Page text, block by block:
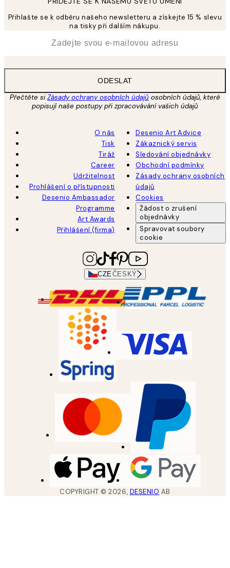
Přihlašte se k odběru našeho newsletteru a získejte 15 % slevu
na tisky při dalším nákupu.
ODESLAT
Přečtěte siZásady ochrany osobních údajů osobních údajů, které
popisují naše postupy při zpracovávání vašich údajů
O nás
Tisk
Tiráž
Career
Udržitelnost
Prohlášení o přístupnosti
Desenio Ambassador
Programme
Art Awards
Přihlášení (firma)
Desenio Art Advice
Zákaznický servis
Sledování objednávky
Obchodní podmínky
Zásady ochrany osobních
údajů
Cookies
Žádost o zrušení
objednávky
Spravovat soubory
cookie
CZEČESKÝ
COPYRIGHT ©2026, DESENIO AB